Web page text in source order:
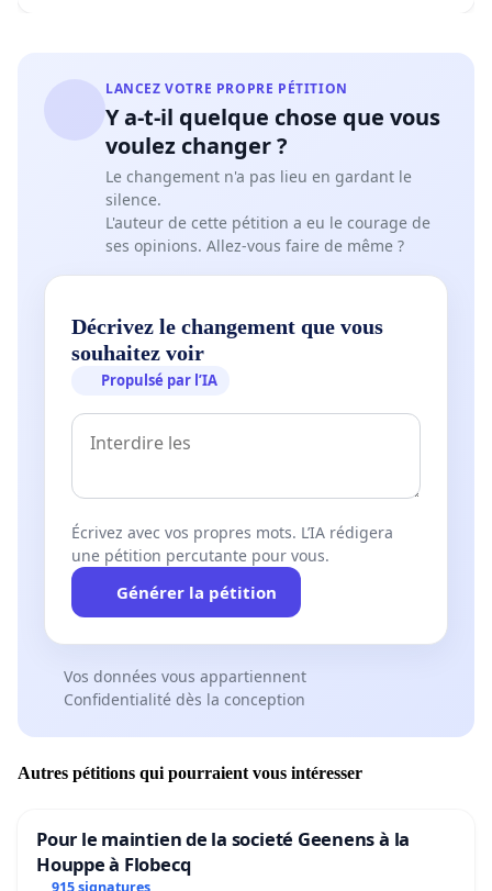
LANCEZ VOTRE PROPRE PÉTITION
Y a-t-il quelque chose que vous
voulez changer ?
Le changement n'a pas lieu en gardant le
silence.
L'auteur de cette pétition a eu le courage de
ses opinions. Allez-vous faire de même ?
Décrivez le changement que vous
souhaitez voir
Propulsé par l’IA
Écrivez avec vos propres mots. L’IA rédigera
une pétition percutante pour vous.
Générer la pétition
Vos données vous appartiennent
Confidentialité dès la conception
Autres pétitions qui pourraient vous intéresser
Pour le maintien de la societé Geenens à la
Houppe à Flobecq
915 signatures